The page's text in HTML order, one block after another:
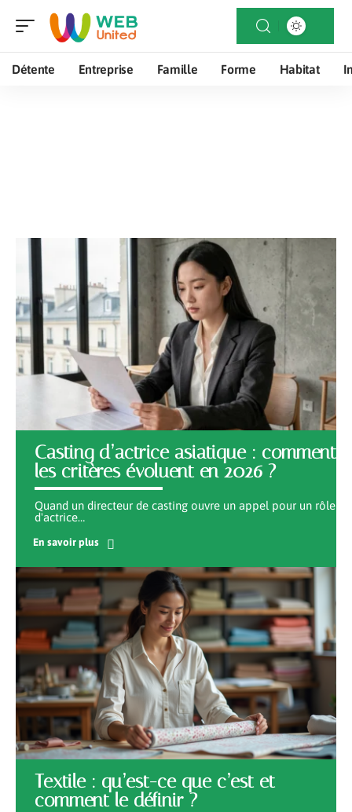
Détente Entreprise Famille Forme Habitat
Casting d’actrice asiatique : comment
les critères évoluent en 2026 ?
Quand un directeur de casting ouvre un appel pour un rôle
d'actrice…
En savoir plus
Textile : qu’est-ce que c’est et
comment le définir ?